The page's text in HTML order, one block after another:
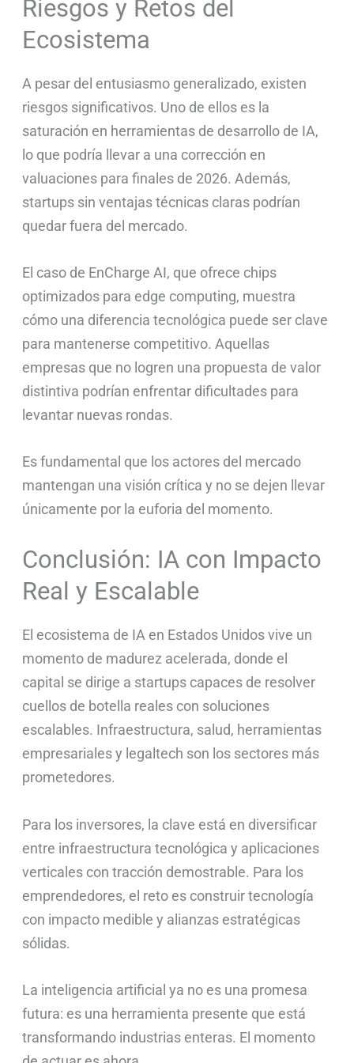
Riesgos y Retos del
Ecosistema
A pesar del entusiasmo generalizado, existen
riesgos significativos. Uno de ellos es la
saturación en herramientas de desarrollo de IA,
lo que podría llevar a una corrección en
valuaciones para finales de 2026. Además,
startups sin ventajas técnicas claras podrían
quedar fuera del mercado.
El caso de EnCharge AI, que ofrece chips
optimizados para edge computing, muestra
cómo una diferencia tecnológica puede ser clave
para mantenerse competitivo. Aquellas
empresas que no logren una propuesta de valor
distintiva podrían enfrentar dificultades para
levantar nuevas rondas.
Es fundamental que los actores del mercado
mantengan una visión crítica y no se dejen llevar
únicamente por la euforia del momento.
Conclusión: IA con Impacto
Real y Escalable
El ecosistema de IA en Estados Unidos vive un
momento de madurez acelerada, donde el
capital se dirige a startups capaces de resolver
cuellos de botella reales con soluciones
escalables. Infraestructura, salud, herramientas
empresariales y legaltech son los sectores más
prometedores.
Para los inversores, la clave está en diversificar
entre infraestructura tecnológica y aplicaciones
verticales con tracción demostrable. Para los
emprendedores, el reto es construir tecnología
con impacto medible y alianzas estratégicas
sólidas.
La inteligencia artificial ya no es una promesa
futura: es una herramienta presente que está
transformando industrias enteras. El momento